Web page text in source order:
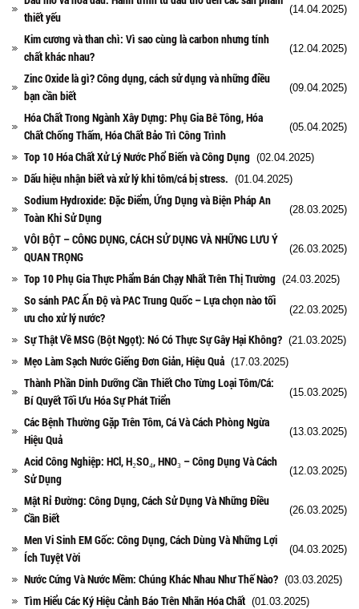
thiết yếu
(14.04.2025)
Kim cương và than chì: Vì sao cùng là carbon nhưng tính
chất khác nhau?
(12.04.2025)
Zinc Oxide là gì? Công dụng, cách sử dụng và những điều
bạn cần biết
(09.04.2025)
Hóa Chất Trong Ngành Xây Dựng: Phụ Gia Bê Tông, Hóa
Chất Chống Thấm, Hóa Chất Bảo Trì Công Trình
(05.04.2025)
Top 10 Hóa Chất Xử Lý Nước Phổ Biến và Công Dụng (02.04.2025)
Dấu hiệu nhận biết và xử lý khi tôm/cá bị stress. (01.04.2025)
Sodium Hydroxide: Đặc Điểm, Ứng Dụng và Biện Pháp An
Toàn Khi Sử Dụng
(28.03.2025)
VÔI BỘT – CÔNG DỤNG, CÁCH SỬ DỤNG VÀ NHỮNG LƯU Ý
QUAN TRỌNG
(26.03.2025)
Top 10 Phụ Gia Thực Phẩm Bán Chạy Nhất Trên Thị Trường (24.03.2025)
So sánh PAC Ấn Độ và PAC Trung Quốc – Lựa chọn nào tối
ưu cho xử lý nước?
(22.03.2025)
Sự Thật Về MSG (Bột Ngọt): Nó Có Thực Sự Gây Hại Không? (21.03.2025)
Mẹo Làm Sạch Nước Giếng Đơn Giản, Hiệu Quả (17.03.2025)
Thành Phần Dinh Dưỡng Cần Thiết Cho Từng Loại Tôm/Cá:
Bí Quyết Tối Ưu Hóa Sự Phát Triển
(15.03.2025)
Các Bệnh Thường Gặp Trên Tôm, Cá Và Cách Phòng Ngừa
Hiệu Quả
(13.03.2025)
Acid Công Nghiệp: HCl, H₂SO₄, HNO₃ – Công Dụng Và Cách
Sử Dụng
(12.03.2025)
Mật Rỉ Đường: Công Dụng, Cách Sử Dụng Và Những Điều
Cần Biết
(26.03.2025)
Men Vi Sinh EM Gốc: Công Dụng, Cách Dùng Và Những Lợi
Ích Tuyệt Vời
(04.03.2025)
Nước Cứng Và Nước Mềm: Chúng Khác Nhau Như Thế Nào? (03.03.2025)
Tìm Hiểu Các Ký Hiệu Cảnh Báo Trên Nhãn Hóa Chất (01.03.2025)